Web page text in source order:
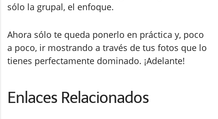
sólo la grupal, el enfoque.
Ahora sólo te queda ponerlo en práctica y, poco
a poco, ir mostrando a través de tus fotos que lo
tienes perfectamente dominado. ¡Adelante!
Enlaces Relacionados